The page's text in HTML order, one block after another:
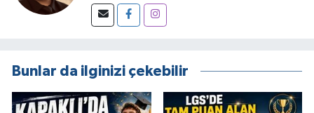
Bunlar da ilginizi çekebilir